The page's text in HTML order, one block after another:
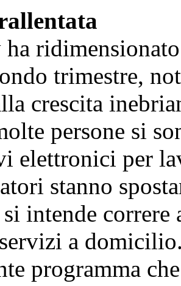
ha
trimestre,
crescita
persone si
elettronici per
stanno
intende
a
programma